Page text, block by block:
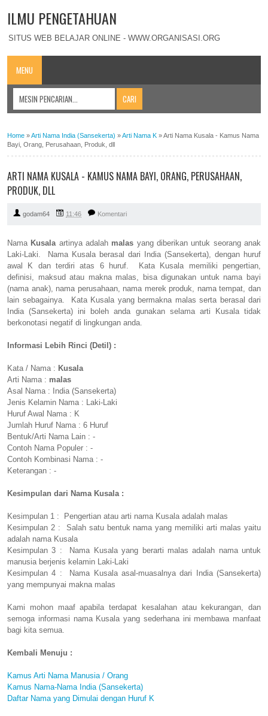
ILMU PENGETAHUAN
SITUS WEB BELAJAR ONLINE - WWW.ORGANISASI.ORG
MENU
Home »Arti Nama India (Sansekerta) »Arti Nama K »Arti Nama Kusala - Kamus Nama
Bayi, Orang, Perusahaan, Produk, dll
ARTI NAMA KUSALA - KAMUS NAMA BAYI, ORANG, PERUSAHAAN,
PRODUK, DLL
godam64 11:46 Komentari
Nama Kusalaartinya adalah malas yang diberikan untuk seorang anak
Laki-Laki. Nama Kusala berasal dari India (Sansekerta), dengan huruf
awal K dan terdiri atas 6 huruf. Kata Kusala memiliki pengertian,
definisi, maksud atau makna malas, bisa digunakan untuk nama bayi
(nama anak), nama perusahaan, nama merek produk, nama tempat, dan
lain sebagainya. Kata Kusala yang bermakna malas serta berasal dari
India (Sansekerta) ini boleh anda gunakan selama arti Kusala tidak
berkonotasi negatif di lingkungan anda.
Informasi Lebih Rinci (Detil) :
Kata / Nama : Kusala
Arti Nama : malas
Asal Nama : India (Sansekerta)
Jenis Kelamin Nama : Laki-Laki
Huruf Awal Nama : K
Jumlah Huruf Nama : 6 Huruf
Bentuk/Arti Nama Lain : -
Contoh Nama Populer : -
Contoh Kombinasi Nama : -
Keterangan : -
Kesimpulan dari Nama Kusala :
Kesimpulan 1 : Pengertian atau arti nama Kusala adalah malas
Kesimpulan 2 : Salah satu bentuk nama yang memiliki arti malas yaitu
adalah nama Kusala
Kesimpulan 3 : Nama Kusala yang berarti malas adalah nama untuk
manusia berjenis kelamin Laki-Laki
Kesimpulan 4 : Nama Kusala asal-muasalnya dari India (Sansekerta)
yang mempunyai makna malas
Kami mohon maaf apabila terdapat kesalahan atau kekurangan, dan
semoga informasi nama Kusala yang sederhana ini membawa manfaat
bagi kita semua.
Kembali Menuju :
Kamus Arti Nama Manusia / Orang
Kamus Nama-Nama India (Sansekerta)
Daftar Nama yang Dimulai dengan Huruf K